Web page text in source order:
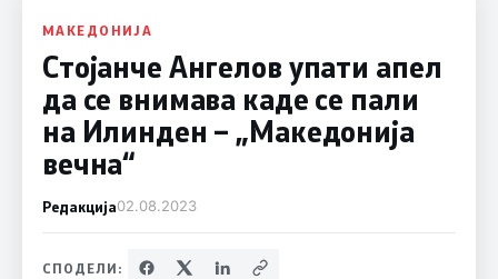
целина
МАКЕДОНИЈА
Стојанче Ангелов упати апел
да се внимава каде се пали
на Илинден – „Македонија
вечна“
Редакција02.08.2023
СПОДЕЛИ: